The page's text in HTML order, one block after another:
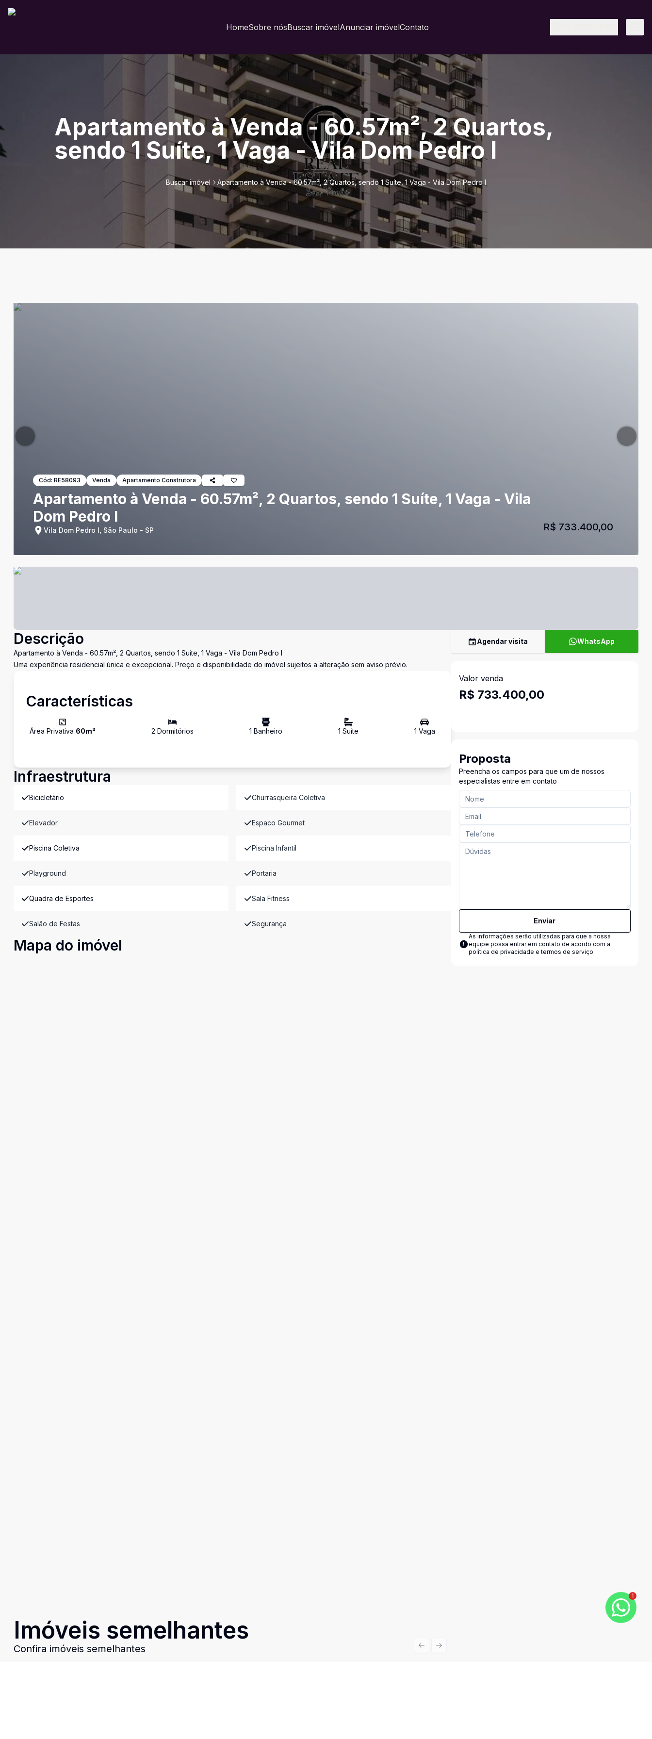
HomeSobre nósBuscar imóvelAnunciar imóvelContato
Apartamento à Venda - 60.57m², 2 Quartos,
sendo 1 Suíte, 1 Vaga - Vila Dom Pedro I
Buscar imóvel Apartamento à Venda - 60.57m², 2 Quartos, sendo 1 Suíte, 1 Vaga - Vila Dom Pedro I
Cód: RE58093 Venda Apartamento Construtora
Apartamento à Venda - 60.57m², 2 Quartos, sendo 1 Suíte, 1 Vaga - Vila
Dom Pedro I
Vila Dom Pedro I, São Paulo - SP R$ 733.400,00
Descrição
Apartamento à Venda - 60.57m², 2 Quartos, sendo 1 Suíte, 1 Vaga - Vila Dom Pedro I
Uma experiência residencial única e excepcional. Preço e disponibilidade do imóvel sujeitos a alteração sem aviso prévio.
Características
Área Privativa 60m² 2 Dormitórios 1 Banheiro 1 Suíte 1 Vaga
Infraestrutura
Bicicletário Churrasqueira Coletiva
Elevador Espaco Gourmet
Piscina Coletiva Piscina Infantil
Playground Portaria
Quadra de Esportes Sala Fitness
Salão de Festas Segurança
Mapa do imóvel
Imóveis semelhantes
Confira imóveis semelhantes Previous slide
Next slide
Agendar visita WhatsApp
Valor venda
R$ 733.400,00
Proposta
Preencha os campos para que um de nossos
especialistas entre em contato
Enviar
As informações serão utilizadas para que a nossa
equipe possa entrar em contato de acordo com a
política de privacidade e termos de serviço
1